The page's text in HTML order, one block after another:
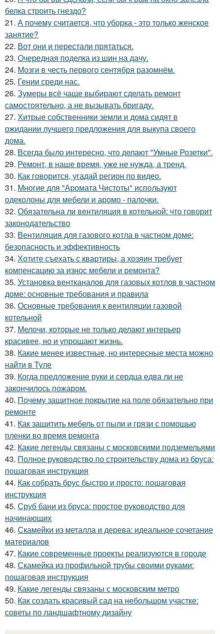
белка строить гнездо?
21. А почему считается, что уборка - это только женское
занятие?
22. Вот они и перестали прятаться.
23. Очередная поделка из шин на дачу.
24. Мозги в честь первого сентября разомнём.
25. Гении среди нас.
26. Зумеры всё чаще выбирают сделать ремонт
самостоятельно, а не вызывать бригаду.
27. Хитрые собственники земли и дома сидят в
ожидании лучшего предложения для выкупа своего
дома.
28. Всегда было интересно, что делают "Умные Розетки".
29. Ремонт, в наше время, уже не нужда, а тренд.
30. Как говорится, угадай регион по видео.
31. Многие для "Аромата Чистоты" используют
одеколоны для мебели и аромо - палочки.
32. Обязательна ли вентиляция в котельной: что говорит
законодательство
33. Вентиляция для газового котла в частном доме:
безопасность и эффективность
34. Хотите съехать с квартиры, а хозяин требует
компенсацию за износ мебели и ремонта?
35. Установка вентканалов для газовых котлов в частном
доме: основные требования и правила
36. Основные требования к вентиляции газовой
котельной
37. Мелочи, которые не только делают интерьер
красивее, но и упрощают жизнь.
38. Какие менее известные, но интересные места можно
найти в Туле
39. Когда предложение руки и сердца едва ли не
закончилось пожаром.
40. Почему защитное покрытие на поле обязательно при
ремонте
41. Как защитить мебель от пыли и грязи с помощью
пленки во время ремонта
42. Какие легенды связаны с московскими подземельями
43. Полное руководство по строительству дома из бруса:
пошаговая инструкция
44. Как собрать брус быстро и просто: пошаговая
инструкция
45. Сруб бани из бруса: простое руководство для
начинающих
46. Скамейки из металла и дерева: идеальное сочетание
материалов
47. Какие современные проекты реализуются в городе
48. Скамейка из профильной трубы своими руками:
пошаговая инструкция
49. Какие легенды связаны с московским метро
50. Как создать красивый сад на небольшом участке:
советы по ландшафтному дизайну